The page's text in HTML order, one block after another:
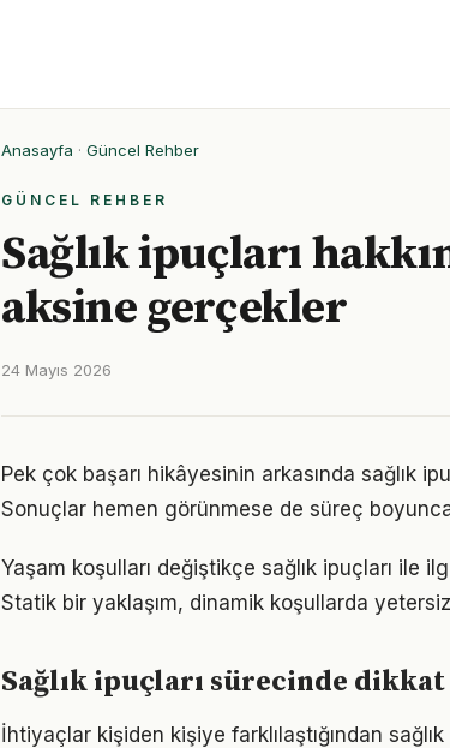
Anasayfa · Güncel Rehber
GÜNCEL REHBER
Sağlık ipuçları
aksine gerçekler
24 Mayıs 2026
Pek çok başarı hikâyesinin arkasında sağlık
Sonuçlar hemen görünmese de süreç
Yaşam koşulları değiştikçe sağlık ipuçları ile
Statik bir yaklaşım, dinamik koşullarda
Sağlık ipuçları sürecinde
İhtiyaçlar kişiden kişiye farklılaştığından